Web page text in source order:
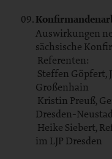
Auswirkungen
sächsische
Referenten:
Steffen Göpfert,
Großenhain
Kristin Preuß,
Dresden-
Heike Siebert,
im LJP Dresden